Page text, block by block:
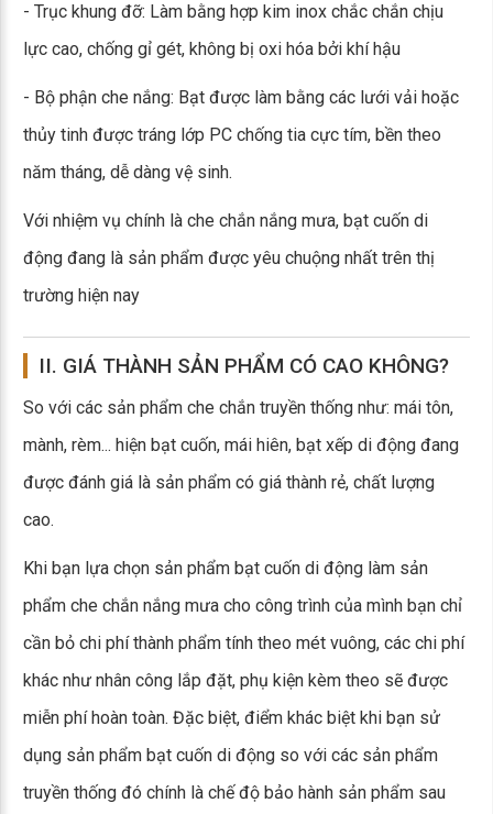
- Trục khung đỡ: Làm bằng hợp kim inox chắc chắn chịu
lực cao, chống gỉ gét, không bị oxi hóa bởi khí hậu
- Bộ phận che nắng: Bạt được làm bằng các lưới vải hoặc
thủy tinh được tráng lớp PC chống tia cực tím, bền theo
năm tháng, dễ dàng vệ sinh.
Với nhiệm vụ chính là che chắn nắng mưa, bạt cuốn di
động đang là sản phẩm được yêu chuộng nhất trên thị
trường hiện nay
II. GIÁ THÀNH SẢN PHẨM CÓ CAO KHÔNG?
So với các sản phẩm che chắn truyền thống như: mái tôn,
mành, rèm... hiện bạt cuốn, mái hiên, bạt xếp di động đang
được đánh giá là sản phẩm có giá thành rẻ, chất lượng
cao.
Khi bạn lựa chọn sản phẩm bạt cuốn di động làm sản
phẩm che chắn nắng mưa cho công trình của mình bạn chỉ
cần bỏ chi phí thành phẩm tính theo mét vuông, các chi phí
khác như nhân công lắp đặt, phụ kiện kèm theo sẽ được
miễn phí hoàn toàn. Đặc biệt, điểm khác biệt khi bạn sử
dụng sản phẩm bạt cuốn di động so với các sản phẩm
truyền thống đó chính là chế độ bảo hành sản phẩm sau